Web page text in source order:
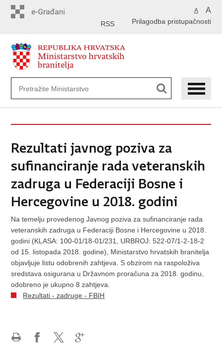
A A
Prilagodba pristupačnosti
RSS
Rezultati javnog poziva za
sufinanciranje rada veteranskih
zadruga u Federaciji Bosne i
Hercegovine u 2018. godini
Na temelju provedenog Javnog poziva za sufinanciranje rada
veteranskih zadruga u Federaciji Bosne i Hercegovine u 2018.
godini (KLASA: 100-01/18-01/231, URBROJ: 522-07/1-2-18-2
od 15. listopada 2018. godine), Ministarstvo hrvatskih branitelja
objavljuje listu odobrenih zahtjeva. S obzirom na raspoloživa
sredstava osigurana u Državnom proračuna za 2018. godinu,
odobreno je ukupno 8 zahtjeva.
Rezultati - zadruge - FBIH